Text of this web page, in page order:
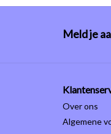
Meld je
Over ons
Algemene